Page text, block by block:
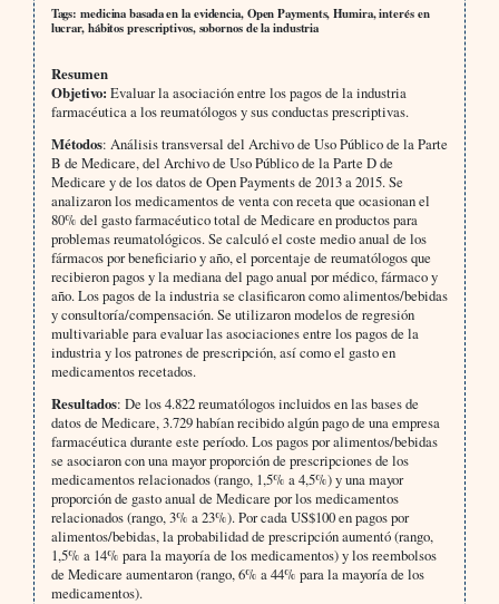
Tags: medicina basada en la evidencia, Open Payments, Humira, interés en
lucrar, hábitos prescriptivos, sobornos de la industria
Resumen
Objetivo: Evaluar la asociación entre los pagos de la industria
farmacéutica a los reumatólogos y sus conductas prescriptivas.
Métodos: Análisis transversal del Archivo de Uso Público de la Parte
B de Medicare, del Archivo de Uso Público de la Parte D de
Medicare y de los datos de Open Payments de 2013 a 2015. Se
analizaron los medicamentos de venta con receta que ocasionan el
80% del gasto farmacéutico total de Medicare en productos para
problemas reumatológicos. Se calculó el coste medio anual de los
fármacos por beneficiario y año, el porcentaje de reumatólogos que
recibieron pagos y la mediana del pago anual por médico, fármaco y
año. Los pagos de la industria se clasificaron como alimentos/bebidas
y consultoría/compensación. Se utilizaron modelos de regresión
multivariable para evaluar las asociaciones entre los pagos de la
industria y los patrones de prescripción, así como el gasto en
medicamentos recetados.
Resultados: De los 4.822 reumatólogos incluidos en las bases de
datos de Medicare, 3.729 habían recibido algún pago de una empresa
farmacéutica durante este período. Los pagos por alimentos/bebidas
se asociaron con una mayor proporción de prescripciones de los
medicamentos relacionados (rango, 1,5% a 4,5%) y una mayor
proporción de gasto anual de Medicare por los medicamentos
relacionados (rango, 3% a 23%). Por cada US$100 en pagos por
alimentos/bebidas, la probabilidad de prescripción aumentó (rango,
1,5% a 14% para la mayoría de los medicamentos) y los reembolsos
de Medicare aumentaron (rango, 6% a 44% para la mayoría de los
medicamentos).